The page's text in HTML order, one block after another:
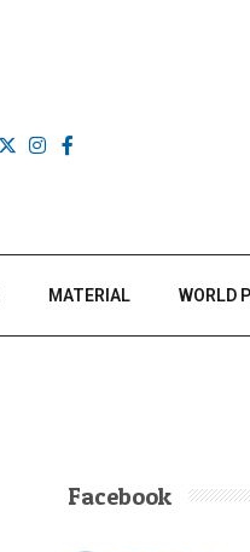
MATERIAL WORLD
Facebook